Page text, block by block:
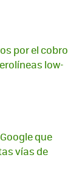
por el cobro
low-
que
vías de